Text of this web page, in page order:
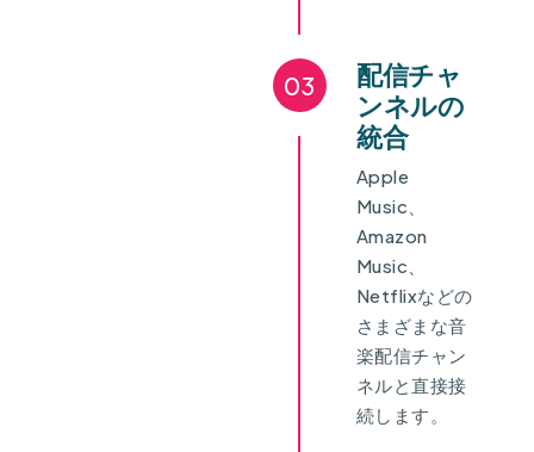
03
配信チャ
ンネルの
統合
Apple
Music、
Amazon
Music、
Netflixなどの
さまざまな音
楽配信チャン
ネルと直接接
続します。